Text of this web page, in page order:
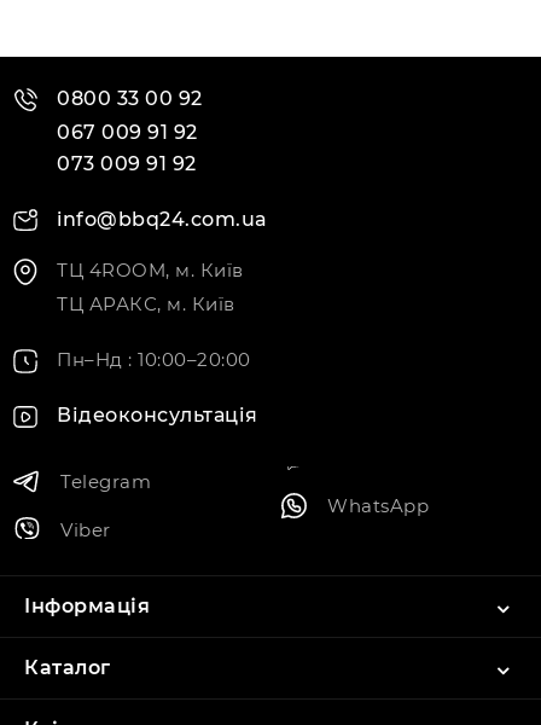
0800 33 00 92
067 009 91 92
073 009 91 92
info@bbq24.com.ua
ТЦ 4ROOM, м. Київ
ТЦ АРАКС, м. Київ
Пн–Нд : 10:00–20:00
Відеоконсультація
Telegram
Viber
WhatsApp
Інформація
Каталог